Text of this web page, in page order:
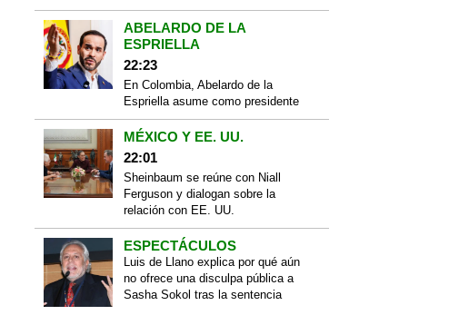
ABELARDO DE LA
ESPRIELLA
22:23
En Colombia, Abelardo de la
Espriella asume como presidente
MÉXICO Y EE. UU.
22:01
Sheinbaum se reúne con Niall
Ferguson y dialogan sobre la
relación con EE. UU.
ESPECTÁCULOS
Luis de Llano explica por qué aún
no ofrece una disculpa pública a
Sasha Sokol tras la sentencia